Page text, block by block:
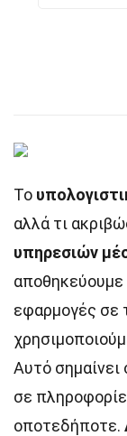
Το
αλλά τι
υπηρεσιών
αποθηκεύουμε
εφαρμογές σε
Αυτό
σε
οποτεδήποτε.